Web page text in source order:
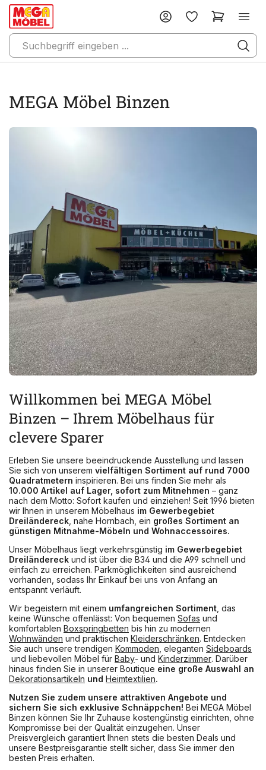
MEGA Möbel Binzen
Willkommen bei MEGA Möbel
Binzen – Ihrem Möbelhaus für
clevere Sparer
Erleben Sie unsere beeindruckende Ausstellung und lassen
Sie sich von unserem vielfältigen Sortiment auf rund 7000
Quadratmetern inspirieren. Bei uns finden Sie mehr als
10.000 Artikel auf Lager, sofort zum Mitnehmen – ganz
nach dem Motto: Sofort kaufen und einziehen! Seit 1996 bieten
wir Ihnen in unserem Möbelhaus im Gewerbegebiet
Dreiländereck , nahe Hornbach, ein großes Sortiment an
günstigen Mitnahme-Möbeln und Wohnaccessoires.
Unser Möbelhaus liegt verkehrsgünstig im Gewerbegebiet
Dreiländereck und ist über die B34 und die A99 schnell und
einfach zu erreichen. Parkmöglichkeiten sind ausreichend
vorhanden, sodass Ihr Einkauf bei uns von Anfang an
entspannt verläuft.
Wir begeistern mit einem umfangreichen Sortiment , das
keine Wünsche offenlässt: Von bequemen Sofas und
komfortablen Boxspringbetten bis hin zu modernen
Wohnwänden und praktischen Kleiderschränken. Entdecken
Sie auch unsere trendigen Kommoden , eleganten Sideboards
und liebevollen Möbel für Baby- und Kinderzimmer. Darüber
hinaus finden Sie in unserer Boutique eine große Auswahl an
Dekorationsartikeln und Heimtextilien.
Nutzen Sie zudem unsere attraktiven Angebote und
sichern Sie sich exklusive Schnäppchen! Bei MEGA Möbel
Binzen können Sie Ihr Zuhause kostengünstig einrichten, ohne
Kompromisse bei der Qualität einzugehen. Unser
Preisvergleich garantiert Ihnen stets die besten Deals und
unsere Bestpreisgarantie stellt sicher, dass Sie immer den
besten Preis erhalten.